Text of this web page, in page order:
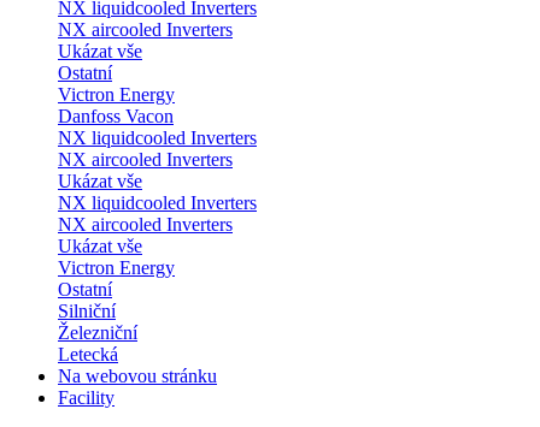
NX liquidcooled Inverters
NX aircooled Inverters
Ukázat vše
Ostatní
Victron Energy
Danfoss Vacon
NX liquidcooled Inverters
NX aircooled Inverters
Ukázat vše
NX liquidcooled Inverters
NX aircooled Inverters
Ukázat vše
Victron Energy
Ostatní
Silniční
Železniční
Letecká
Na webovou stránku
Facility